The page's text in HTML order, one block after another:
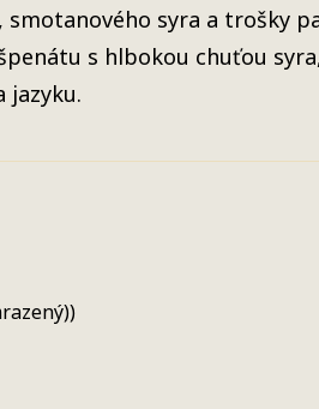
syra a trošky
s hlbokou chuťou
jazyku.